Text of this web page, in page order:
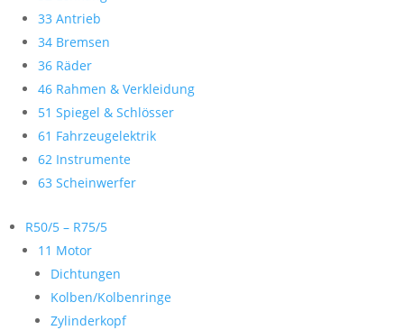
33 Antrieb
34 Bremsen
36 Räder
46 Rahmen & Verkleidung
51 Spiegel & Schlösser
61 Fahrzeugelektrik
62 Instrumente
63 Scheinwerfer
R50/5 – R75/5
11 Motor
Dichtungen
Kolben/Kolbenringe
Zylinderkopf